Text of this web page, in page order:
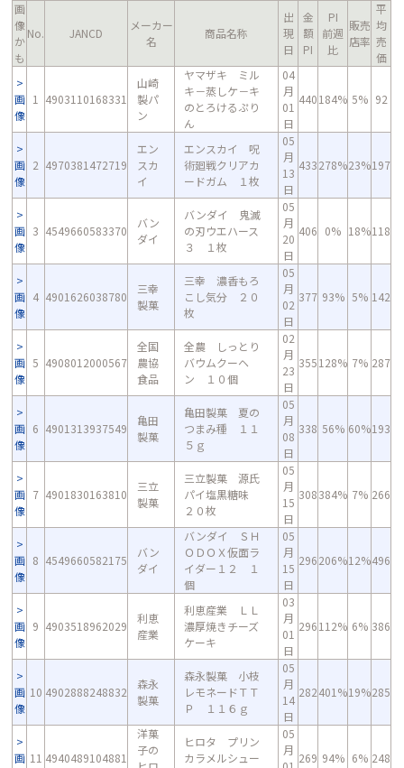
画
像
か
も
No. JANCD
メーカー
名
商品名称
出
現
日
金
額
PI
PI
前週
比
販売
店率
平
均
売
価
画
像
1 4903110168331
山崎
製パ
ン
ヤマザキ ミル
キ－蒸しケ－キ
のとろけるぷり
ん
04
月
01
日
440184% 5% 92
画
像
2 4970381472719
エン
スカ
イ
エンスカイ 呪
術廻戦クリアカ
ードガム １枚
05
月
13
日
433278%23%197
画
像
3 4549660583370
バン
ダイ
バンダイ 鬼滅
の刃ウエハース
３ １枚
05
月
20
日
406 0% 18%118
画
像
4 4901626038780
三幸
製菓
三幸 濃香もろ
こし気分 ２０
枚
05
月
02
日
377 93% 5% 142
画
像
5 4908012000567
全国
農協
食品
全農 しっとり
バウムクーヘ
ン １０個
02
月
23
日
355128% 7% 287
画
像
6 4901313937549
亀田
製菓
亀田製菓 夏の
つまみ種 １１
５ｇ
05
月
08
日
338 56% 60%193
画
像
7 4901830163810
三立
製菓
三立製菓 源氏
パイ塩黒糖味
２０枚
05
月
15
日
308384% 7% 266
画
像
8 4549660582175
バン
ダイ
バンダイ ＳＨ
ＯＤＯＸ仮面ラ
イダー１２ １
個
05
月
15
日
296206%12%496
画
像
9 4903518962029
利恵
産業
利恵産業 ＬＬ
濃厚焼きチーズ
ケーキ
03
月
01
日
296112% 6% 386
画
像
10 4902888248832
森永
製菓
森永製菓 小枝
レモネードＴＴ
Ｐ １１６ｇ
05
月
14
日
282401%19%285
画 11 4940489104881
洋菓
子の
ヒロタ プリン
カラメルシュー
05
月
269 94% 6% 248